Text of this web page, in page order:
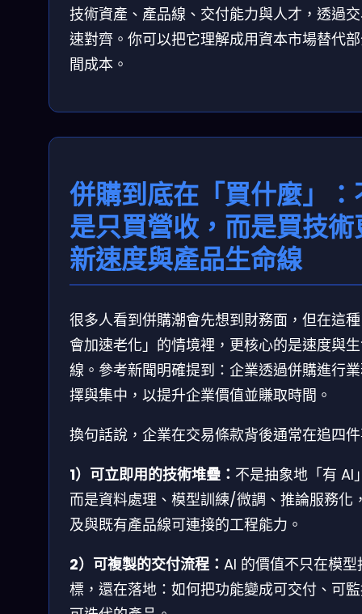
技術資產、產品線、交付能力與人才，透過
速對齊。你可以把它理解成用資本市場替代
間成本。
併購到底在「買什麼」：
是只買營收，而是買技術
新速度與產品生命線
很多人看到併購潮會先想到財務面，但在這
會加速老化」的情境裡，更核心的是速度與
線。參考新聞明確提到：企業透過併購進行
擇與集中，以提升企業價值並賺取時間。
換句話說，企業在交易條款背後通常在追四
1）可立即用的技術堆疊： 不是抽象地「有 AI
而是資料處理、模型訓練/微調、推論服務化
及與既有產品線可連接的工程能力。
2）可複製的交付流程： AI 的價值不只在模型
標，還在落地：如何把功能變成可交付、可